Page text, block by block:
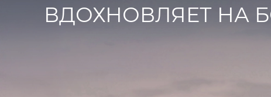
ВДОХНОВЛЯЕТ НА